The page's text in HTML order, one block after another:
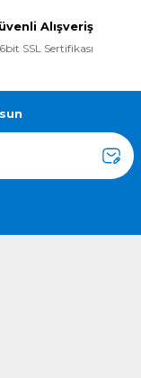
Alışveriş
SSL Sertifikası